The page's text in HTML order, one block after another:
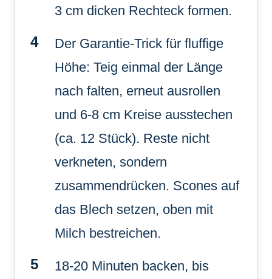
3 cm dicken Rechteck formen.
Der Garantie-Trick für fluffige
Höhe: Teig einmal der Länge
nach falten, erneut ausrollen
und 6-8 cm Kreise ausstechen
(ca. 12 Stück). Reste nicht
verkneten, sondern
zusammendrücken. Scones auf
das Blech setzen, oben mit
Milch bestreichen.
18-20 Minuten backen, bis